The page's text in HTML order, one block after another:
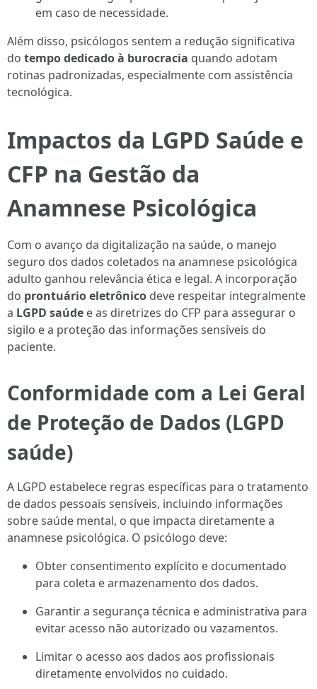
em caso de necessidade.
Além disso, psicólogos sentem a redução significativa
do tempo dedicado à burocracia quando adotam
rotinas padronizadas, especialmente com assistência
tecnológica.
Impactos da LGPD Saúde e
CFP na Gestão da
Anamnese Psicológica
Com o avanço da digitalização na saúde, o manejo
seguro dos dados coletados na anamnese psicológica
adulto ganhou relevância ética e legal. A incorporação
do prontuário eletrônico deve respeitar integralmente
a LGPD saúde e as diretrizes do CFP para assegurar o
sigilo e a proteção das informações sensíveis do
paciente.
Conformidade com a Lei Geral
de Proteção de Dados (LGPD
saúde)
A LGPD estabelece regras específicas para o tratamento
de dados pessoais sensíveis, incluindo informações
sobre saúde mental, o que impacta diretamente a
anamnese psicológica. O psicólogo deve:
Obter consentimento explícito e documentado
para coleta e armazenamento dos dados.
Garantir a segurança técnica e administrativa para
evitar acesso não autorizado ou vazamentos.
Limitar o acesso aos dados aos profissionais
diretamente envolvidos no cuidado.